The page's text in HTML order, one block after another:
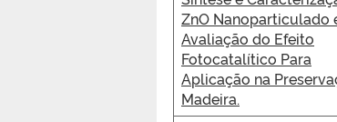
ZnO Nanoparticulado
Avaliação do Efeito
Fotocatalítico Para
Aplicação na
Madeira.